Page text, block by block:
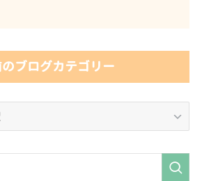
ブログカテゴリー